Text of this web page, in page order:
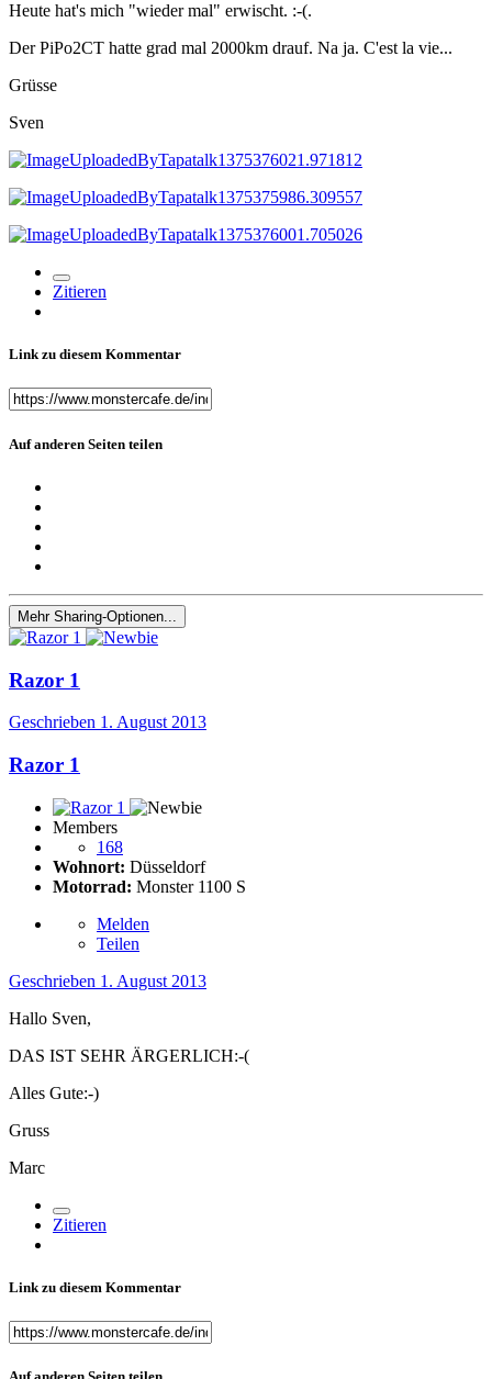
Heute hat's mich "wieder mal" erwischt. :-(.
Der PiPo2CT hatte grad mal 2000km drauf. Na ja. C'est la vie...
Grüsse
Sven
Zitieren
Link zu diesem Kommentar
Auf anderen Seiten teilen
Mehr Sharing-Optionen...
Razor 1
Geschrieben 1. August 2013
Razor 1
Members
168
Wohnort: Düsseldorf
Motorrad: Monster 1100 S
Melden
Teilen
Geschrieben 1. August 2013
Hallo Sven,
DAS IST SEHR ÄRGERLICH:-(
Alles Gute:-)
Gruss
Marc
Zitieren
Link zu diesem Kommentar